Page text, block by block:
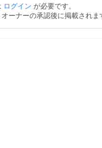
ログイン が必要です。
ーナーの承認後に掲載され